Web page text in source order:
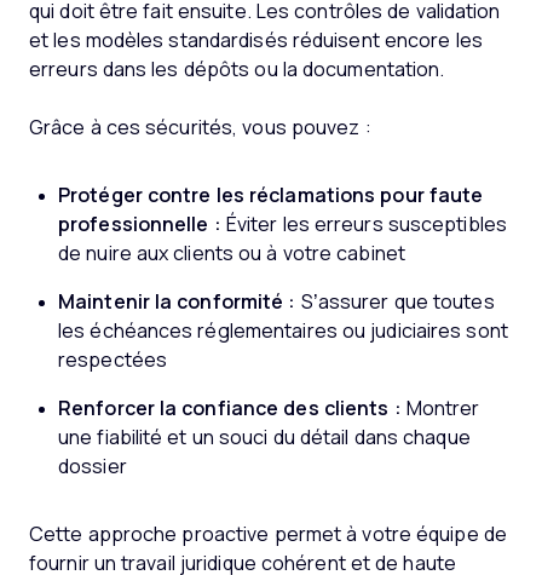
qui doit être fait ensuite. Les contrôles de validation
et les modèles standardisés réduisent encore les
erreurs dans les dépôts ou la documentation.
Grâce à ces sécurités, vous pouvez :
Protéger contre les réclamations pour faute
professionnelle : Éviter les erreurs susceptibles
de nuire aux clients ou à votre cabinet
Maintenir la conformité : S’assurer que toutes
les échéances réglementaires ou judiciaires sont
respectées
Renforcer la confiance des clients : Montrer
une fiabilité et un souci du détail dans chaque
dossier
Cette approche proactive permet à votre équipe de
fournir un travail juridique cohérent et de haute